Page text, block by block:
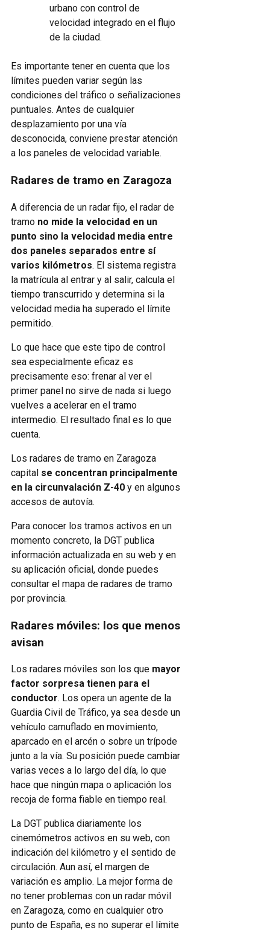
urbano con control de
velocidad integrado en el flujo
de la ciudad.
Es importante tener en cuenta que los
límites pueden variar según las
condiciones del tráfico o señalizaciones
puntuales. Antes de cualquier
desplazamiento por una vía
desconocida, conviene prestar atención
a los paneles de velocidad variable.
Radares de tramo en Zaragoza
A diferencia de un radar fijo, el radar de
tramo no mide la velocidad en un
punto sino la velocidad media entre
dos paneles separados entre sí
varios kilómetros. El sistema registra
la matrícula al entrar y al salir, calcula el
tiempo transcurrido y determina si la
velocidad media ha superado el límite
permitido.
Lo que hace que este tipo de control
sea especialmente eficaz es
precisamente eso: frenar al ver el
primer panel no sirve de nada si luego
vuelves a acelerar en el tramo
intermedio. El resultado final es lo que
cuenta.
Los radares de tramo en Zaragoza
capital se concentran principalmente
en la circunvalación Z-40 y en algunos
accesos de autovía.
Para conocer los tramos activos en un
momento concreto, la DGT publica
información actualizada en su web y en
su aplicación oficial, donde puedes
consultar el mapa de radares de tramo
por provincia.
Radares móviles: los que menos
avisan
Los radares móviles son los que mayor
factor sorpresa tienen para el
conductor. Los opera un agente de la
Guardia Civil de Tráfico, ya sea desde un
vehículo camuflado en movimiento,
aparcado en el arcén o sobre un trípode
junto a la vía. Su posición puede cambiar
varias veces a lo largo del día, lo que
hace que ningún mapa o aplicación los
recoja de forma fiable en tiempo real.
La DGT publica diariamente los
cinemómetros activos en su web, con
indicación del kilómetro y el sentido de
circulación. Aun así, el margen de
variación es amplio. La mejor forma de
no tener problemas con un radar móvil
en Zaragoza, como en cualquier otro
punto de España, es no superar el límite